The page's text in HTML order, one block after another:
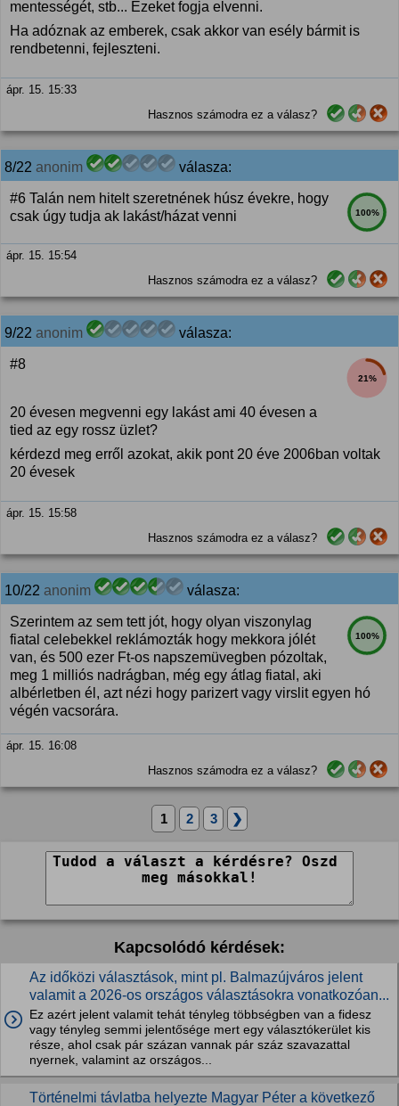
mentességét, stb... Ezeket fogja elvenni.
Ha adóznak az emberek, csak akkor van esély bármit is
rendbetenni, fejleszteni.
ápr. 15. 15:33
Hasznos számodra ez a válasz?
8/22 anonim válasza:
100%
#6 Talán nem hitelt szeretnének húsz évekre, hogy
csak úgy tudja ak lakást/házat venni
ápr. 15. 15:54
Hasznos számodra ez a válasz?
9/22 anonim válasza:
21%
#8
20 évesen megvenni egy lakást ami 40 évesen a
tied az egy rossz üzlet?
kérdezd meg erről azokat, akik pont 20 éve 2006ban voltak
20 évesek
ápr. 15. 15:58
Hasznos számodra ez a válasz?
10/22 anonim válasza:
100%
Szerintem az sem tett jót, hogy olyan viszonylag
fiatal celebekkel reklámozták hogy mekkora jólét
van, és 500 ezer Ft-os napszemüvegben pózoltak,
meg 1 milliós nadrágban, még egy átlag fiatal, aki
albérletben él, azt nézi hogy parizert vagy virslit egyen hó
végén vacsorára.
ápr. 15. 16:08
Hasznos számodra ez a válasz?
1 2 3 ❯
Kapcsolódó kérdések:
Az időközi választások, mint pl. Balmazújváros jelent
valamit a 2026-os országos választásokra vonatkozóan...
Ez azért jelent valamit tehát tényleg többségben van a fidesz
vagy tényleg semmi jelentősége mert egy választókerület kis
része, ahol csak pár százan vannak pár száz szavazattal
nyernek, valamint az országos...
Történelmi távlatba helyezte Magyar Péter a következő